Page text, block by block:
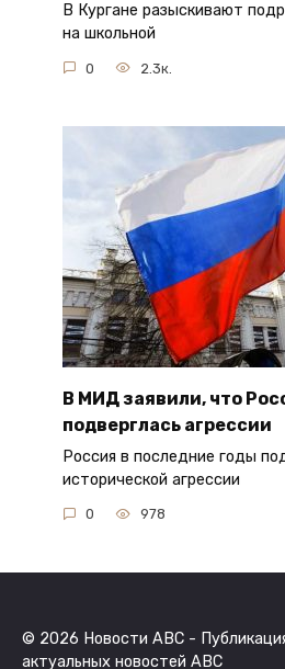
В Кургане разыскивают
на школьной
0 2.3к.
В МИД заявили, что
подверглась агрессии
Россия в последние годы
исторической агрессии
0 978
© 2026 Новости ABC -
актуальных новостей ABC